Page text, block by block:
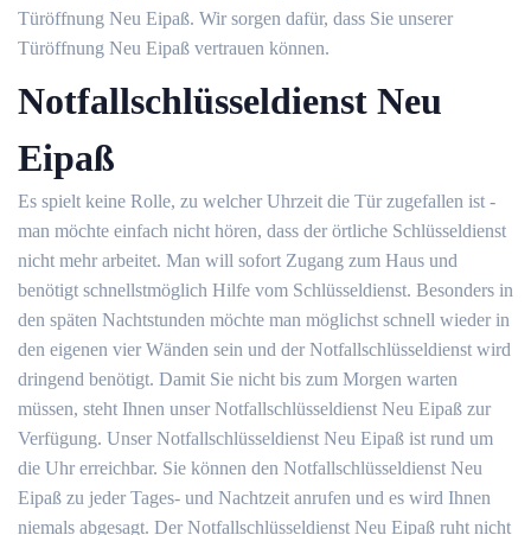
Türöffnung Neu Eipaß. Wir sorgen dafür, dass Sie unserer
Türöffnung Neu Eipaß vertrauen können.
Notfallschlüsseldienst Neu
Eipaß
Es spielt keine Rolle, zu welcher Uhrzeit die Tür zugefallen ist -
man möchte einfach nicht hören, dass der örtliche Schlüsseldienst
nicht mehr arbeitet. Man will sofort Zugang zum Haus und
benötigt schnellstmöglich Hilfe vom Schlüsseldienst. Besonders in
den späten Nachtstunden möchte man möglichst schnell wieder in
den eigenen vier Wänden sein und der Notfallschlüsseldienst wird
dringend benötigt. Damit Sie nicht bis zum Morgen warten
müssen, steht Ihnen unser Notfallschlüsseldienst Neu Eipaß zur
Verfügung. Unser Notfallschlüsseldienst Neu Eipaß ist rund um
die Uhr erreichbar. Sie können den Notfallschlüsseldienst Neu
Eipaß zu jeder Tages- und Nachtzeit anrufen und es wird Ihnen
niemals abgesagt. Der Notfallschlüsseldienst Neu Eipaß ruht nicht